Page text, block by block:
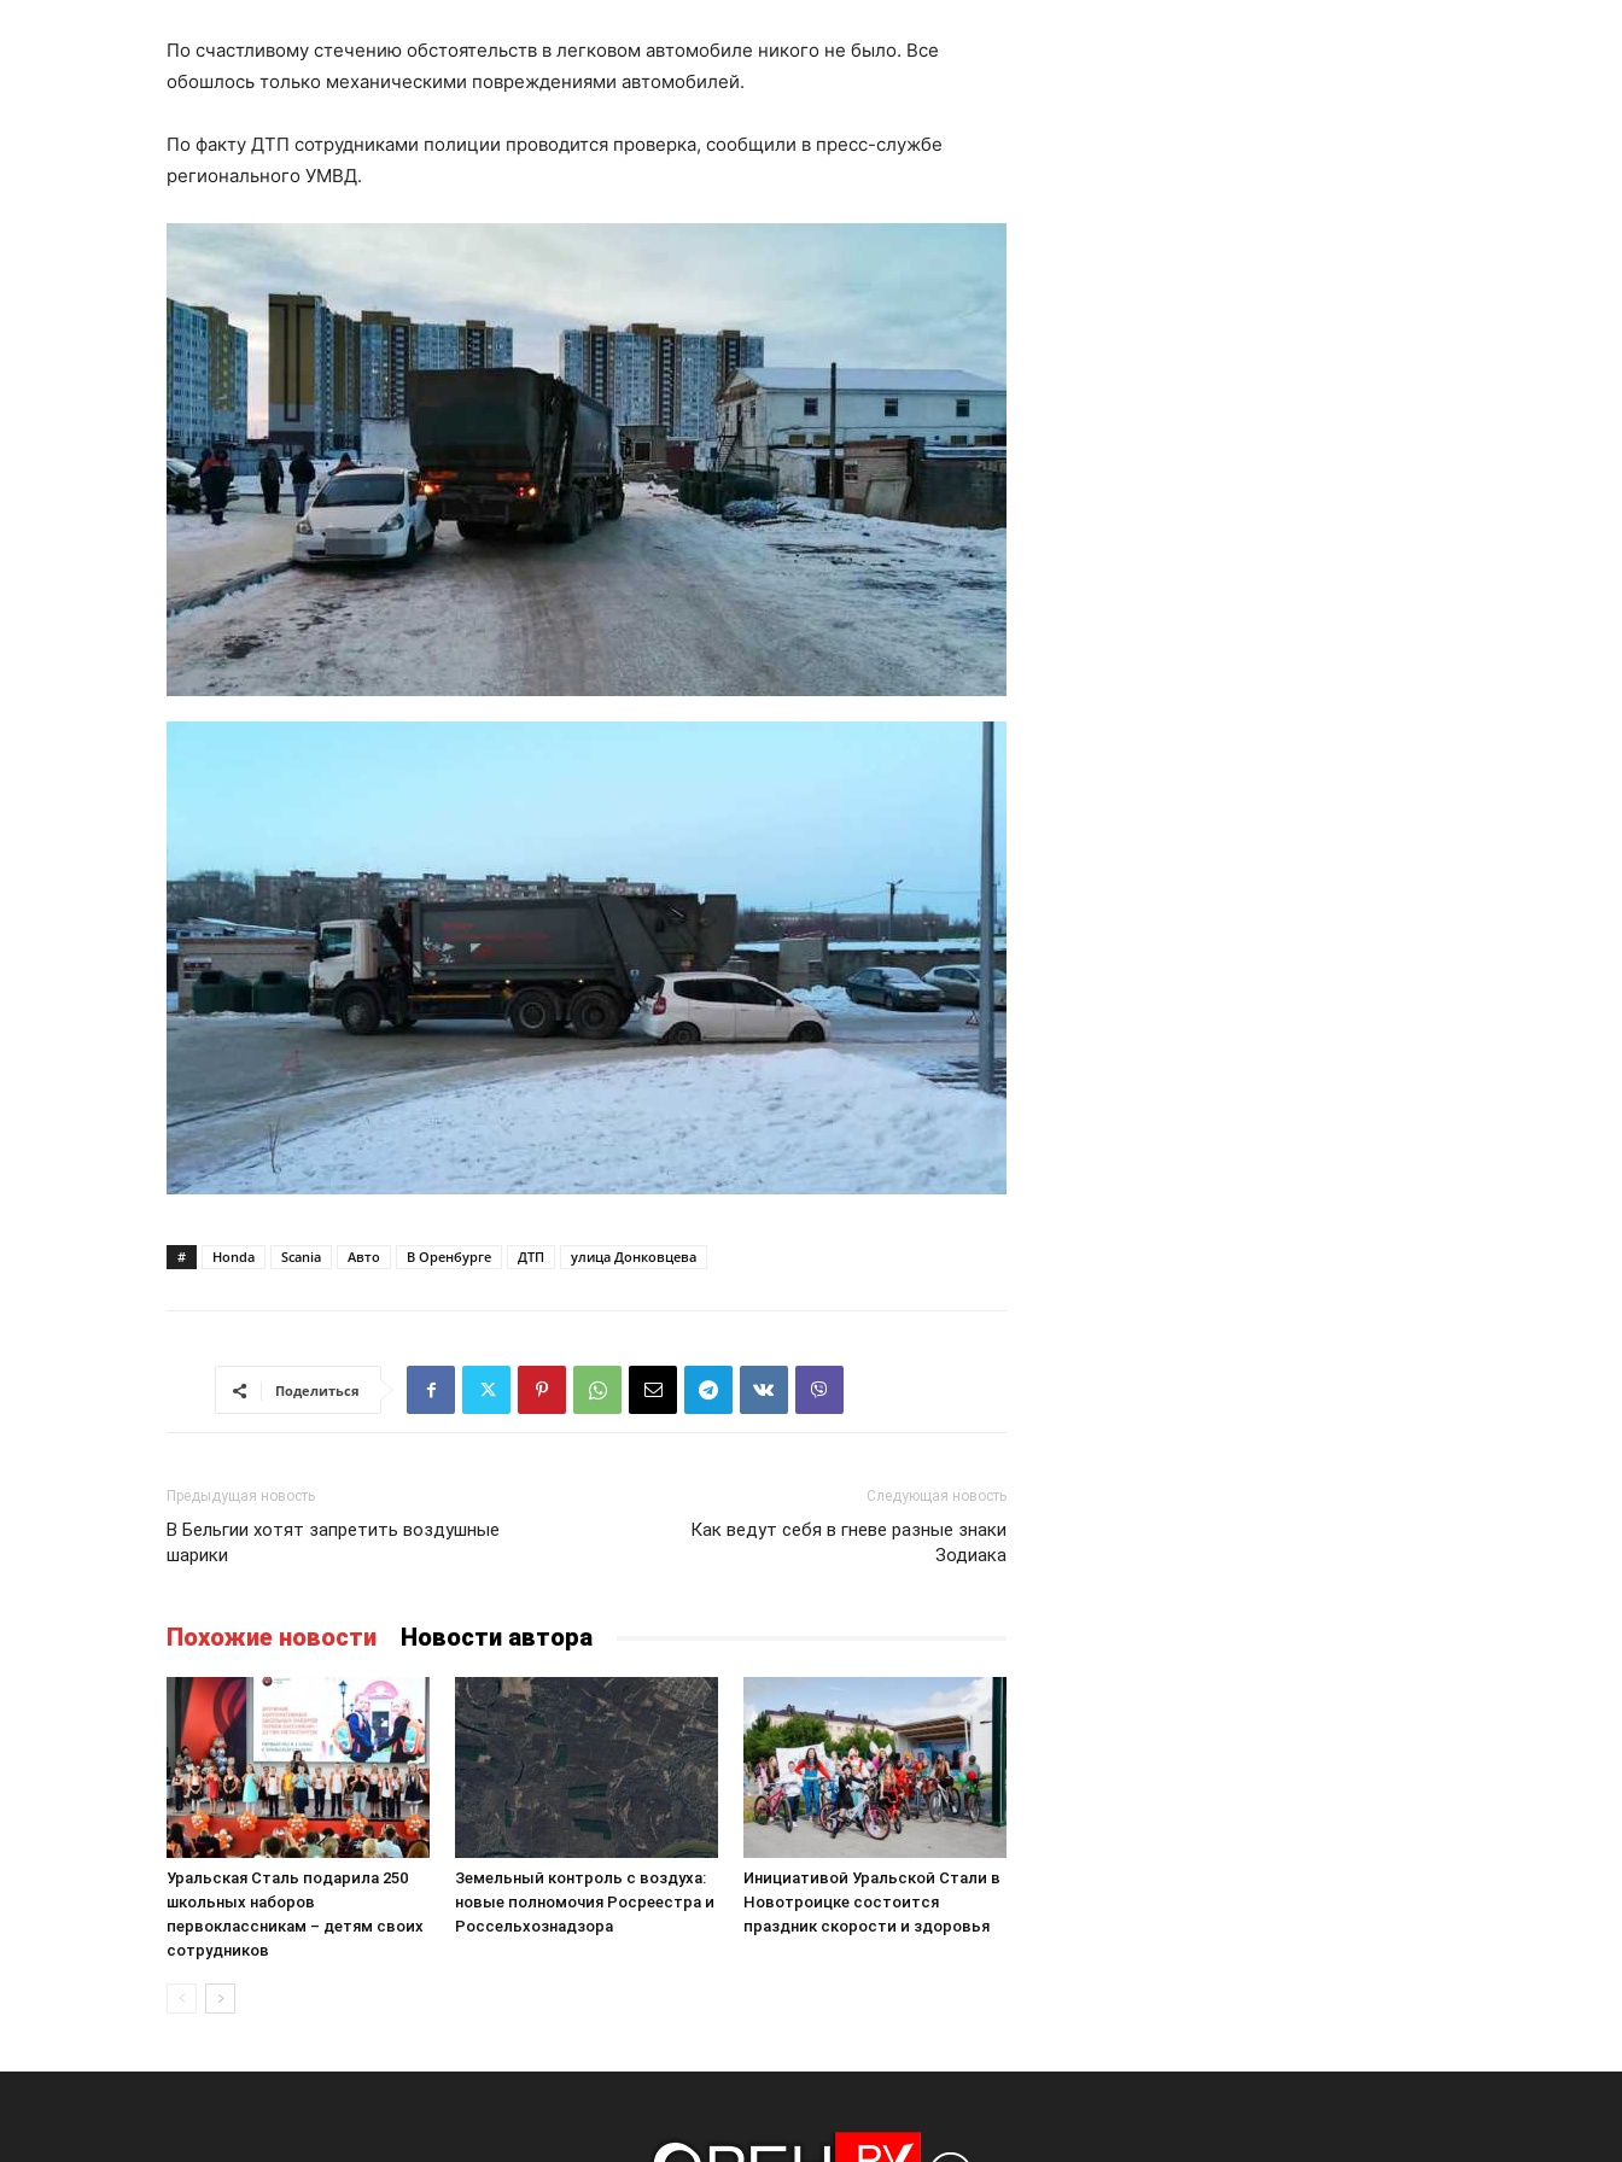
По счастливому стечению обстоятельств в легковом автомобиле никого не было. Все
обошлось только механическими повреждениями автомобилей.
По факту ДТП сотрудниками полиции проводится проверка, сообщили в пресс-службе
регионального УМВД.
# Honda Scania Авто В Оренбурге ДТП улица Донковцева
Поделиться
Предыдущая новость
В Бельгии хотят запретить воздушные
шарики
Следующая новость
Как ведут себя в гневе разные знаки
Зодиака
Похожие новости Новости автора
Уральская Сталь подарила 250
школьных наборов
первоклассникам – детям своих
сотрудников
Земельный контроль с воздуха:
новые полномочия Росреестра и
Россельхознадзора
Инициативой Уральской Стали в
Новотроицке состоится
праздник скорости и здоровья